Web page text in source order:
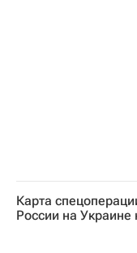
Карта
России на Украине